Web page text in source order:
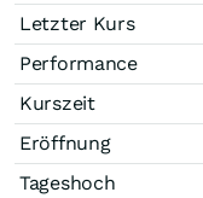
Letzter Kurs
Performance
Kurszeit
Eröffnung
Tageshoch